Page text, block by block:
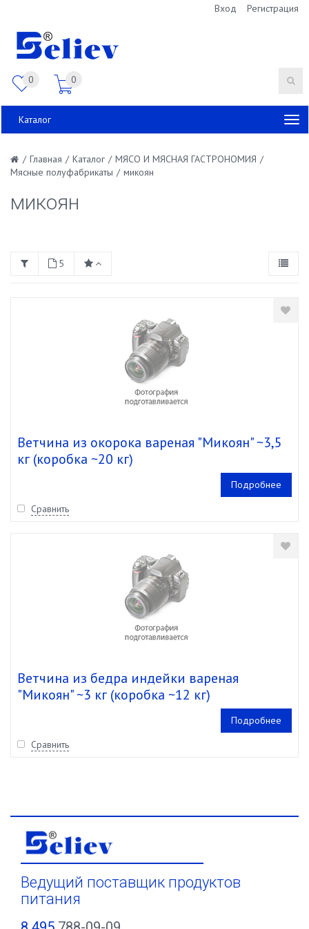
Вход Регистрация
0 0
Каталог
/ Главная / Каталог / МЯСО И МЯСНАЯ ГАСТРОНОМИЯ /
Мясные полуфабрикаты / микоян
микоян
5
Ветчина из окорока вареная "Микоян" ~3,5
кг (коробка ~20 кг)
Подробнее
Сравнить
Ветчина из бедра индейки вареная
"Микоян" ~3 кг (коробка ~12 кг)
Подробнее
Сравнить
Ведущий поставщик продуктов
питания